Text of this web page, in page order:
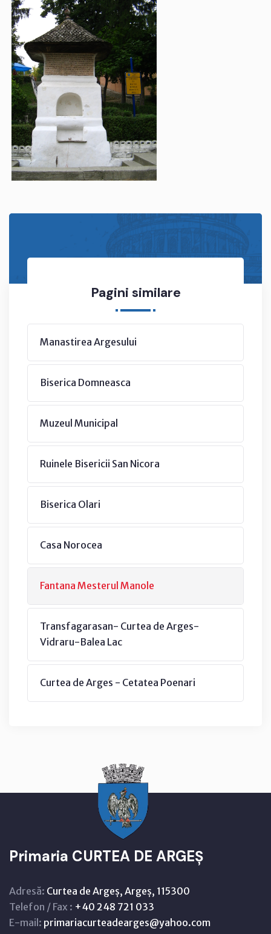
Pagini similare
Manastirea Argesului
Biserica Domneasca
Muzeul Municipal
Ruinele Bisericii San Nicora
Biserica Olari
Casa Norocea
Fantana Mesterul Manole
Transfagarasan- Curtea de Arges-
Vidraru-Balea Lac
Curtea de Arges - Cetatea Poenari
Primaria CURTEA DE ARGEȘ
Adresă: Curtea de Argeș, Argeș, 115300
Telefon / Fax : +40 248 721 033
E-mail: primariacurteadearges@yahoo.com